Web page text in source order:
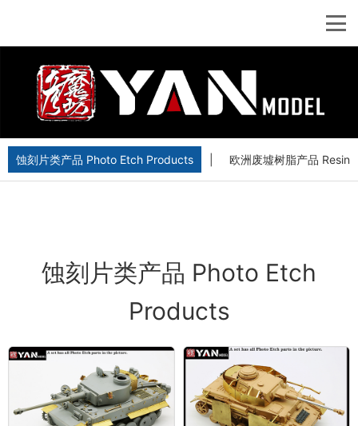
蚀刻片类产品 Photo Etch Products 欧洲废墟树脂产品 Resin
蚀刻片类产品 Photo Etch
Products